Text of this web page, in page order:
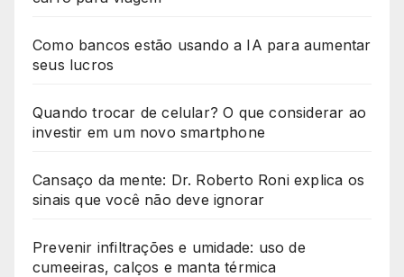
Como bancos estão usando a IA para aumentar
seus lucros
Quando trocar de celular? O que considerar ao
investir em um novo smartphone
Cansaço da mente: Dr. Roberto Roni explica os
sinais que você não deve ignorar
Prevenir infiltrações e umidade: uso de
cumeeiras, calços e manta térmica